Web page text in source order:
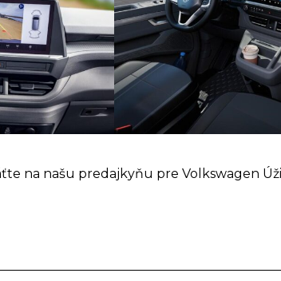
na našu predajkyňu pre Volkswagen